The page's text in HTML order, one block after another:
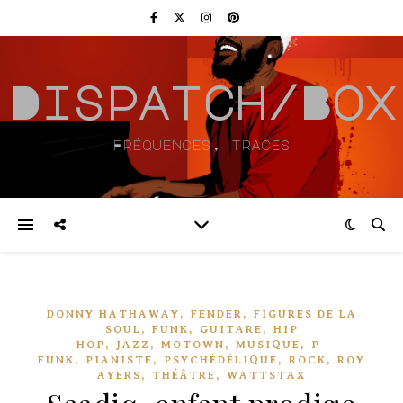
Dispatch/Box
Fréquences, traces
DONNY HATHAWAY , FENDER ,
FIGURES DE LA
SOUL , FUNK , GUITARE ,
HIP
HOP , JAZZ , MOTOWN , MUSIQUE ,
P-
FUNK , PIANISTE , PSYCHÉDÉLIQUE , ROCK , ROY
AYERS , THÉÂTRE , WATTSTAX